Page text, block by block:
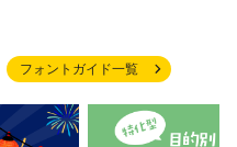
フォントガイド一覧